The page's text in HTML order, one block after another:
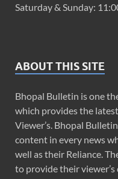
Saturday & Sunday:
ABOUT THIS SITE
Bhopal Bulletin is one
which provides the
Viewer’s. Bhopal
content in every news
well as their Reliance.
to provide their